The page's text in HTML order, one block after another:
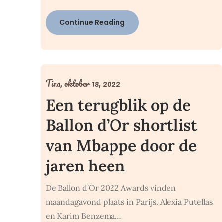
Continue Reading
Een terugblik op de
Ballon d’Or shortlist
van Mbappe door de
jaren heen
Tina,oktober 18, 2022
De Ballon d’Or 2022 Awards vinden
maandagavond plaats in Parijs. Alexia Putellas
en Karim Benzema…